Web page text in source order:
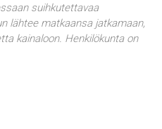
suihkutettavaa
lähtee matkaansa jatkamaan,
kainaloon. Henkilökunta on